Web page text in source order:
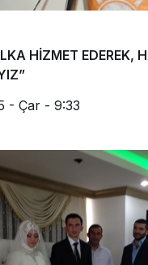
HİZMET EDEREK,
- Çar - 9:33